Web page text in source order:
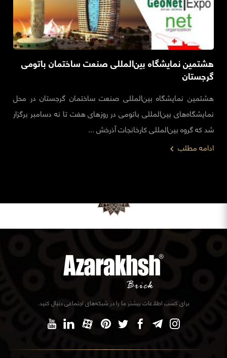
هشتمین نمایشگاه بین‌المللی صنعت ساختمان باتومی
گرجستان
هشتمین نمایشگاه بین‌المللی صنعت ساختمان گرجستان در محل
نمایشگاه‌های بین‌المللی باتومی در روزهای هفت تا نه دسامبر برگزار
شد که گروه بین‌المللی کارخانجات آذرخش ...
ادامه مطلب
برای کسب اطلاعات بیشتر ما را در شبکه‌های اجتماعی دنبال کنید.